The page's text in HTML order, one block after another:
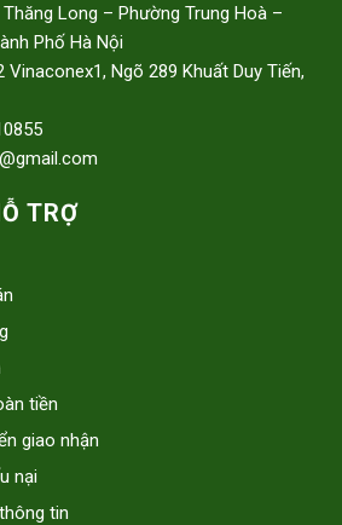
Long – Phường Trung Hoà –
Phố Hà Nội
Vinaconex1, Ngõ 289 Khuất Duy Tiến,
TRỢ
tiền
giao nhận
nại
tin